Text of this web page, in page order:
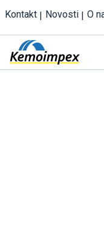
Kontakt Novosti O